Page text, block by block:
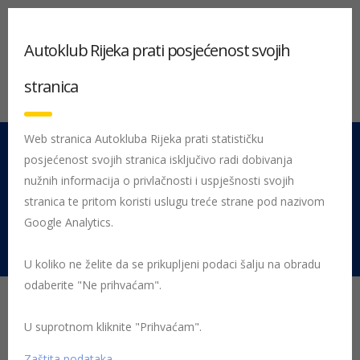
051 212 442 Centrala
Pon - Pet 08:00 - 16:00
Rujevica 9/1, 51000 Rijeka
Zimovanje? Provjerite
prometne propise u
Autoklub Rijeka prati posjećenost svojih
stranica
Web stranica Autokluba Rijeka prati statističku
posjećenost svojih stranica isključivo radi dobivanja
nužnih informacija o privlačnosti i uspješnosti svojih
stranica te pritom koristi uslugu treće strane pod nazivom
Google Analytics.
U koliko ne želite da se prikupljeni podaci šalju na obradu
odaberite "Ne prihvaćam".
U suprotnom kliknite "Prihvaćam".